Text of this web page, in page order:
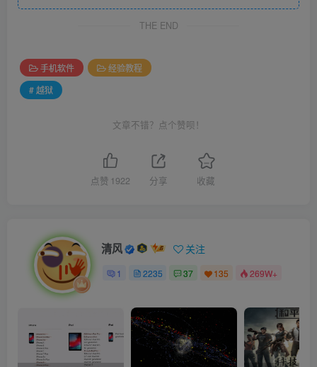
THE END
手机软件
经验教程
# 越狱
文章不错？点个赞呗！
点赞 1922 分享 收藏
清风 关注
1 2235 37 135 269W+